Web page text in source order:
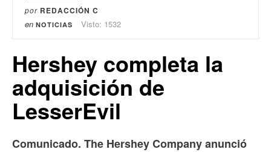
por REDACCIÓN C
en NOTICIAS Visto: 1532
Hershey completa la
adquisición de
LesserEvil
Comunicado. The Hershey Company anunció